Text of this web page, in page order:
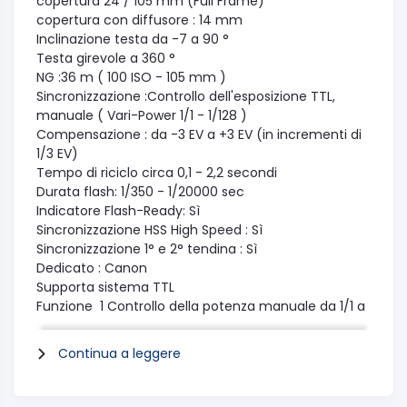
copertura con diffusore : 14 mm
Inclinazione testa da -7 a 90 °
Testa girevole a 360 °
NG :36 m ( 100 ISO - 105 mm )
Sincronizzazione :Controllo dell'esposizione TTL,
manuale ( Vari-Power 1/1 - 1/128 )
Compensazione : da -3 EV a +3 EV (in incrementi di
1/3 EV)
Tempo di riciclo circa 0,1 - 2,2 secondi
Durata flash: 1/350 - 1/20000 sec
Indicatore Flash-Ready: Sì
Sincronizzazione HSS High Speed : Sì
Sincronizzazione 1° e 2° tendina : Sì
Dedicato : Canon
Supporta sistema TTL
Funzione 1 Controllo della potenza manuale da 1/1 a
1/128 in passi 1/3 EV.
La testina del flash può essere inclinata da -7 a 90 °
e ruotata di 270 ° in totale
Continua a leggere